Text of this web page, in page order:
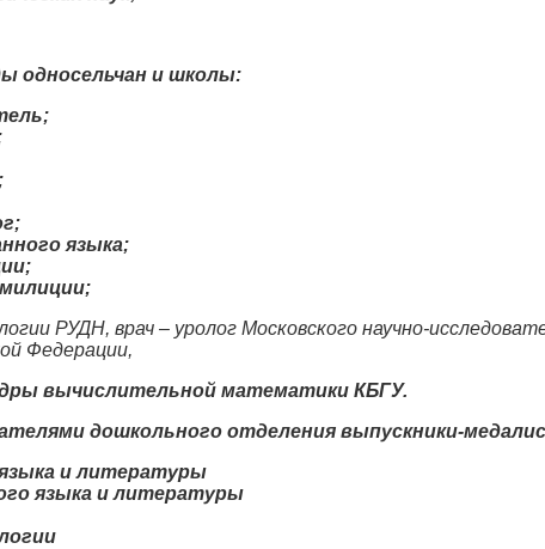
односельчан и школы:
языка;
РУДН, врач – уролог Московского научно-
Федерации,
вычислительной математики КБГУ.
дошкольного отделения выпускники-
и литературы
языка и литературы